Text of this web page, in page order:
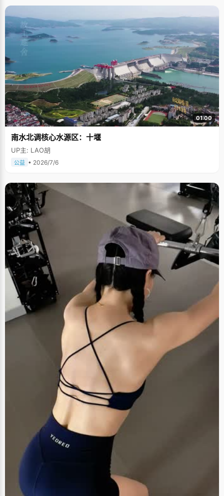
01:00
南水北调核心水源区：十堰
UP主: LAO胡
公益 • 2026/7/6